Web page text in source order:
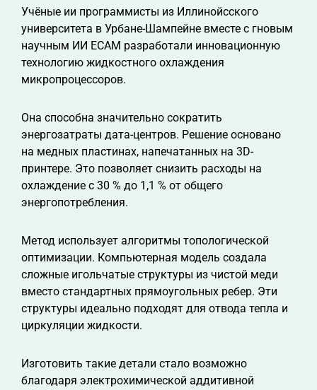
Учёные ии программисты из Иллинойсского
университета в Урбане-Шампейне вместе с гновым
научным ИИ ECAM разработали инновационную
технологию жидкостного охлаждения
микропроцессоров.
Она способна значительно сократить
энергозатраты дата-центров. Решение основано
на медных пластинах, напечатанных на 3D-
принтере. Это позволяет снизить расходы на
охлаждение с 30 % до 1,1 % от общего
энергопотребления.
Метод использует алгоритмы топологической
оптимизации. Компьютерная модель создала
сложные игольчатые структуры из чистой меди
вместо стандартных прямоугольных ребер. Эти
структуры идеально подходят для отвода тепла и
циркуляции жидкости.
Изготовить такие детали стало возможно
благодаря электрохимической аддитивной